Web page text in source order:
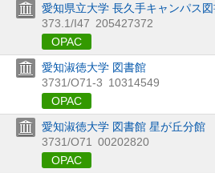
愛知県立大学 長久手キャンパス
373.1/I47 205427372
OPAC
愛知淑徳大学 図書館
3731/O71-3 10314549
OPAC
愛知淑徳大学 図書館 星が丘分館
3731/O71
00202820
OPAC